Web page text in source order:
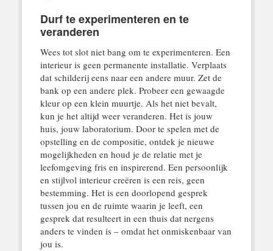
Durf te experimenteren en te
veranderen
Wees tot slot niet bang om te experimenteren. Een
interieur is geen permanente installatie. Verplaats
dat schilderij eens naar een andere muur. Zet de
bank op een andere plek. Probeer een gewaagde
kleur op een klein muurtje. Als het niet bevalt,
kun je het altijd weer veranderen. Het is jouw
huis, jouw laboratorium. Door te spelen met de
opstelling en de compositie, ontdek je nieuwe
mogelijkheden en houd je de relatie met je
leefomgeving fris en inspirerend. Een persoonlijk
en stijlvol interieur creëren is een reis, geen
bestemming. Het is een doorlopend gesprek
tussen jou en de ruimte waarin je leeft, een
gesprek dat resulteert in een thuis dat nergens
anders te vinden is – omdat het onmiskenbaar van
jou is.